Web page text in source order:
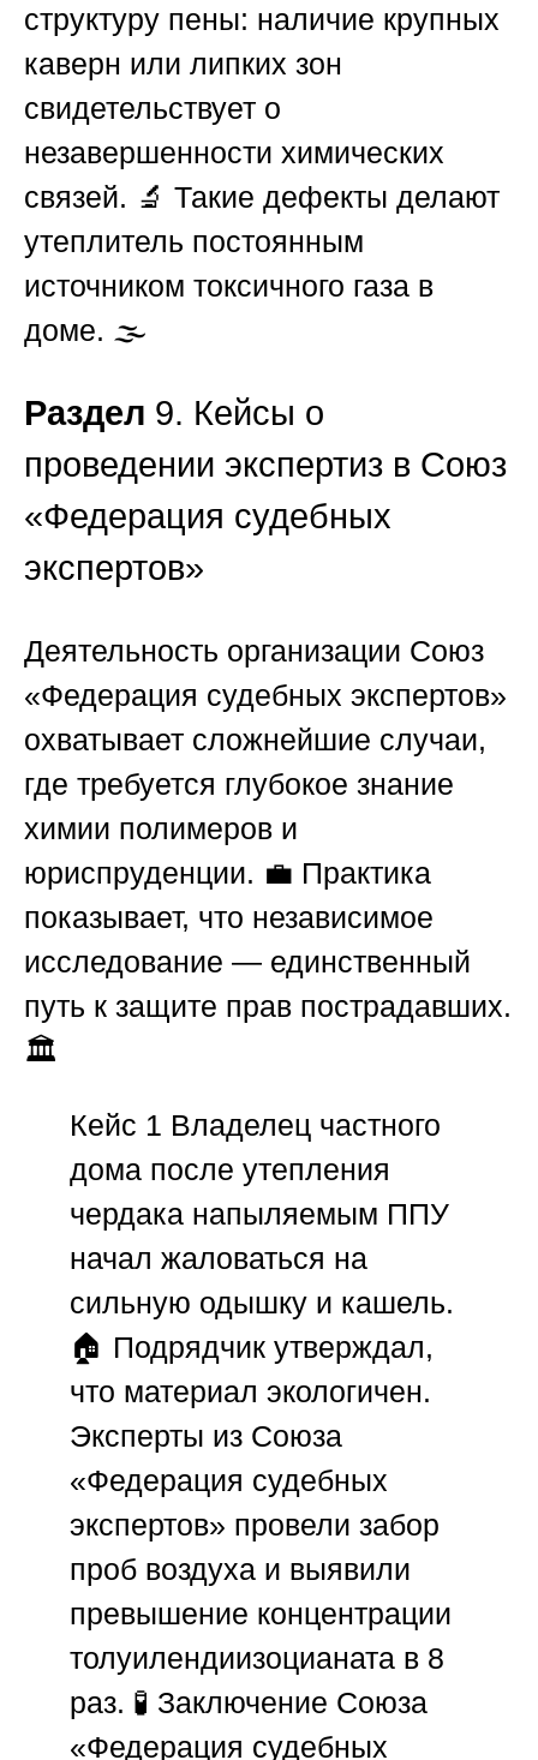
структуру пены: наличие крупных
каверн или липких зон
свидетельствует о
незавершенности химических
связей. 🔬 Такие дефекты делают
утеплитель постоянным
источником токсичного газа в
доме. 🌫️
Раздел 9. Кейсы о
проведении экспертиз в Союз
«Федерация судебных
экспертов»
Деятельность организации Союз
«Федерация судебных экспертов»
охватывает сложнейшие случаи,
где требуется глубокое знание
химии полимеров и
юриспруденции. 💼 Практика
показывает, что независимое
исследование — единственный
путь к защите прав пострадавших.
🏛️
Кейс 1 Владелец частного
дома после утепления
чердака напыляемым ППУ
начал жаловаться на
сильную одышку и кашель.
🏠 Подрядчик утверждал,
что материал экологичен.
Эксперты из Союза
«Федерация судебных
экспертов» провели забор
проб воздуха и выявили
превышение концентрации
толуилендиизоцианата в 8
раз. 🧪 Заключение Союза
«Федерация судебных